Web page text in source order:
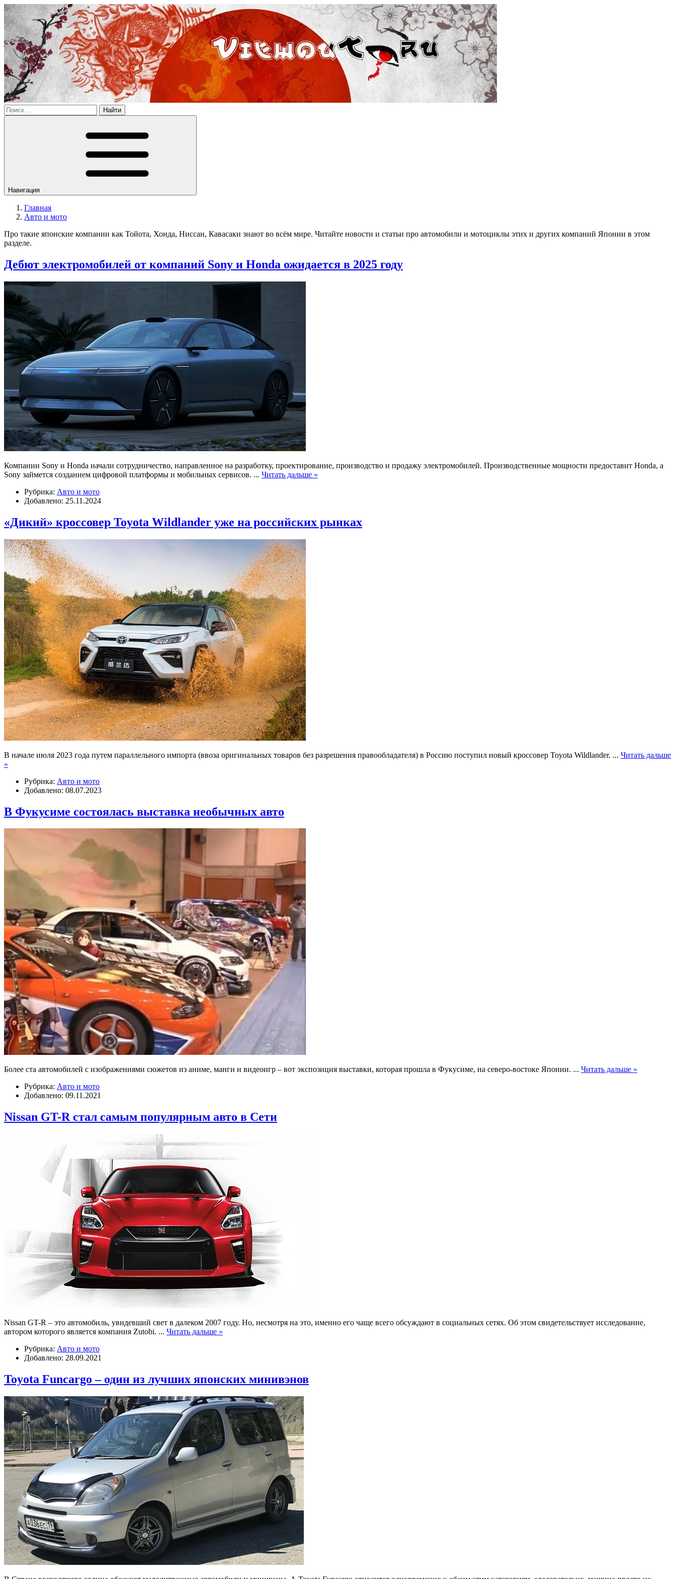
Найти
Навигация
Главная
Авто и мото
Про такие японские компании как Тойота, Хонда, Ниссан, Кавасаки знают во всём мире. Читайте новости и статьи про автомобили и мотоциклы этих и других компаний Японии в этом
разделе.
Дебют электромобилей от компаний Sony и Honda ожидается в 2025 году
Компании Sony и Honda начали сотрудничество, направленное на разработку, проектирование, производство и продажу электромобилей. Производственные мощности предоставит Honda, а
Sony займется созданием цифровой платформы и мобильных сервисов. ... Читать дальше »
Рубрика: Авто и мото
Добавлено: 25.11.2024
«Дикий» кроссовер Toyota Wildlander уже на российских рынках
В начале июля 2023 года путем параллельного импорта (ввоза оригинальных товаров без разрешения правообладателя) в Россию поступил новый кроссовер Toyota Wildlander. ... Читать дальше
»
Рубрика: Авто и мото
Добавлено: 08.07.2023
В Фукусиме состоялась выставка необычных авто
Более ста автомобилей с изображениями сюжетов из аниме, манги и видеоигр – вот экспозиция выставки, которая прошла в Фукусиме, на северо-востоке Японии. ... Читать дальше »
Рубрика: Авто и мото
Добавлено: 09.11.2021
Nissan GT-R стал самым популярным авто в Сети
Nissan GT-R – это автомобиль, увидевший свет в далеком 2007 году. Но, несмотря на это, именно его чаще всего обсуждают в социальных сетях. Об этом свидетельствует исследование,
автором которого является компания Zutobi. ... Читать дальше »
Рубрика: Авто и мото
Добавлено: 28.09.2021
Toyota Funcargo – один из лучших японских минивэнов